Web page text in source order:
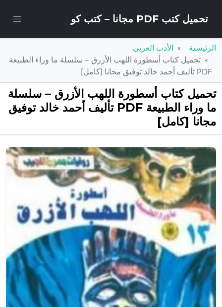
تحميل كتب PDF مجانا – كتب كو
الرئيسية
الأدب العربي
تحميل كتاب أسطورة اللهب الأزرق – سلسلة ما وراء الطبيعة
PDF تأليف أحمد خالد توفيق مجانا [كامل]
تحميل كتاب أسطورة اللهب الأزرق – سلسلة
ما وراء الطبيعة PDF تأليف أحمد خالد توفيق
مجانا [كامل]